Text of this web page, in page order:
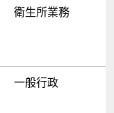
衛生所業務
一般行政